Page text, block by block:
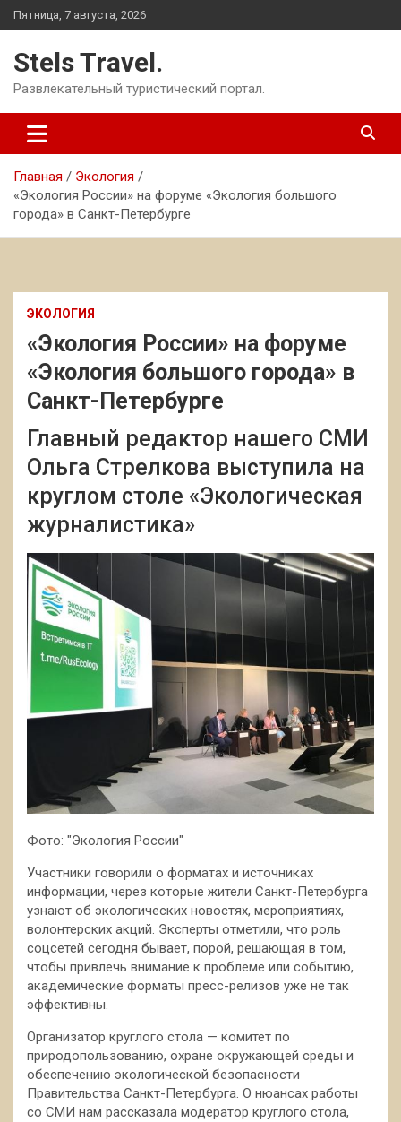
Перейти
к
Пятница, 7 августа, 2026
Stels Travel.
Развлекательный туристический портал.
Главная
Экология
«Экология России» на форуме «Экология большого
города» в Санкт-Петербурге
ЭКОЛОГИЯ
«Экология России» на форуме
«Экология большого города» в
Санкт-Петербурге
Главный редактор нашего СМИ
Ольга Стрелкова выступила на
круглом столе «Экологическая
журналистика»
Фото: "Экология России"
Участники говорили о форматах и источниках
информации, через которые жители Санкт-Петербурга
узнают об экологических новостях, мероприятиях,
волонтерских акций. Эксперты отметили, что роль
соцсетей сегодня бывает, порой, решающая в том,
чтобы привлечь внимание к проблеме или событию,
академические форматы пресс-релизов уже не так
эффективны.
Организатор круглого стола — комитет по
природопользованию, охране окружающей среды и
обеспечению экологической безопасности
Правительства Санкт-Петербурга. О нюансах работы
со СМИ нам рассказала модератор круглого стола,